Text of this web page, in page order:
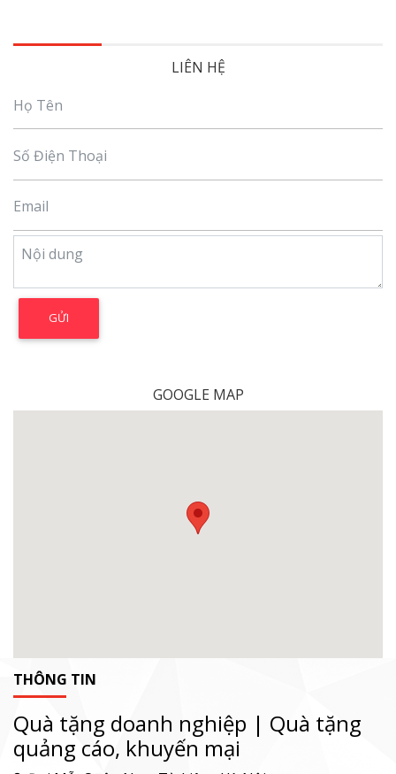
LIÊN HỆ
GOOGLE MAP
THÔNG TIN
Quà tặng doanh nghiệp | Quà tặng
quảng cáo, khuyến mại